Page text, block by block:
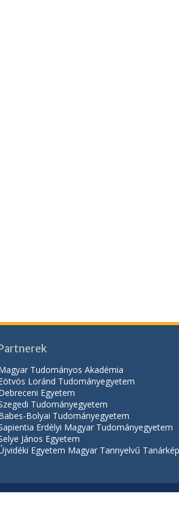
Tudományos Akadémia
Loránd Tudományegyetem
Egyetem
Tudományegyetem
Bolyai Tudományegyetem
Erdélyi Magyar Tudományegyetem
János Egyetem
Egyetem Magyar Tannyelvű